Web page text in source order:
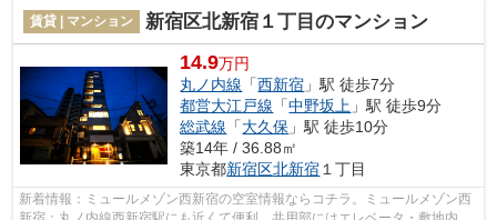
賃貸 | マンション 新宿区北新宿１丁目のマンション
14.9万円
丸ノ内線 「西新宿 」駅 徒歩7分
都営大江戸線 「中野坂上 」駅 徒歩9分
総武線 「大久保 」駅 徒歩10分
築14年 / 36.88㎡
東京都新宿区北新宿 １丁目
新着情報：ミュールメゾン西新宿の空室情報ならコチラ。ミュールメゾン西